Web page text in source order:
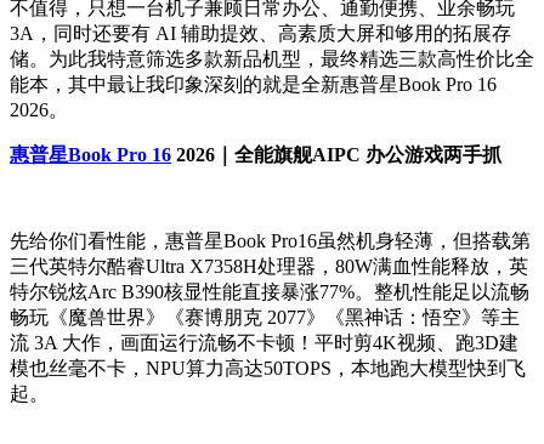
不值得，只想一台机子兼顾日常办公、通勤便携、业余畅玩
3A ，同时还要有 AI 辅助提效、高素质大屏和够用的拓展存
储。为此我特意筛选多款新品机型，最终精选三款高性价比全
能本，其中最让我印象深刻的就是全新惠普星Book Pro 16
2026。
惠普星Book Pro 16 2026｜全能旗舰AIPC 办公游戏两手抓
先给你们看性能，惠普星Book Pro16虽然机身轻薄，但搭载第
三代英特尔酷睿Ultra X7358H处理器， 80W满血性能释放，英
特尔锐炫Arc B390核显性能直接暴涨77%。整机性能足以流畅
畅玩《魔兽世界》《赛博朋克 2077》《黑神话：悟空》 等主
流 3A 大作，画面运行流畅不卡顿！平时剪4K视频、跑3D建
模也丝毫不卡， NPU算力高达50TOPS ，本地跑大模型快到飞
起。